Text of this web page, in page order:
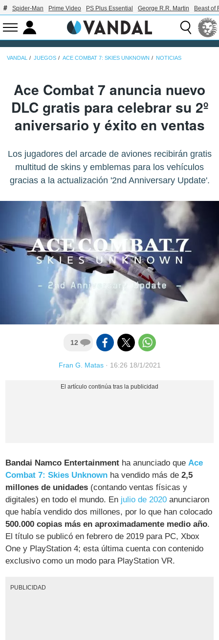
Spider-Man Prime Video PS Plus Essential George R.R. Martin Beast of
VANDAL JUEGOS ACE COMBAT 7: SKIES UNKNOWN NOTICIAS
Ace Combat 7 anuncia nuevo
DLC gratis para celebrar su 2º
aniversario y éxito en ventas
Los jugadores del arcade de aviones recibirán gratis
multitud de skins y emblemas para los vehículos
gracias a la actualización '2nd Anniversary Update'.
12
Fran G. Matas· 16:26 18/1/2021
Bandai Namco Entertainment ha anunciado queAce
Combat 7: Skies Unknown ha vendido más de2,5
millones de unidades (contando ventas físicas y
digitales) en todo el mundo. En julio de 2020 anunciaron
que había vendido dos millones, por lo que han colocado
500.000 copias más en aproximadamente medio año.
El título se publicó en febrero de 2019 para PC, Xbox
One y PlayStation 4; esta última cuenta con contenido
exclusivo como un modo para PlayStation VR.
PUBLICIDAD